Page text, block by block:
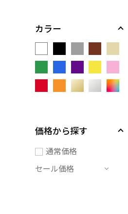
カラー
価格から探す
通常価格
セール価格